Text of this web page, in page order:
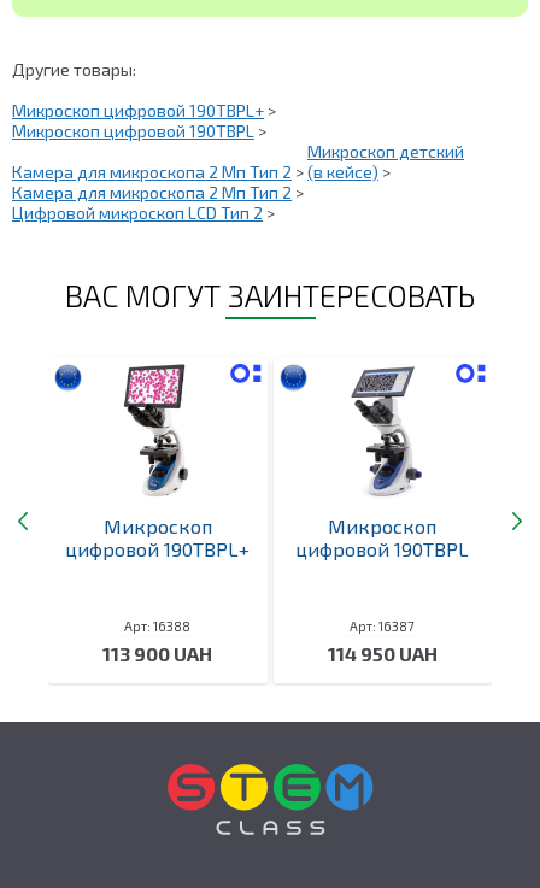
Другие товары:
Микроскоп цифровой 190TBPL+ >
Микроскоп цифровой 190TBPL >
Камера для микроскопа 2 Мп Тип 2 >
Микроскоп детский
(в кейсе) >
Камера для микроскопа 2 Мп Тип 2 >
Цифровой микроскоп LCD Тип 2 >
ВАС МОГУТ ЗАИНТЕРЕСОВАТЬ
Микроскоп
цифровой 190TBPL+
Арт: 16388
113 900 UAH
Микроскоп
цифровой 190TBPL
Арт: 16387
114 950 UAH